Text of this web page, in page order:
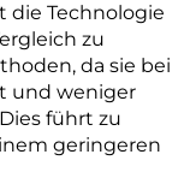
die Technologie
zu
da sie bei
und weniger
führt zu
geringeren